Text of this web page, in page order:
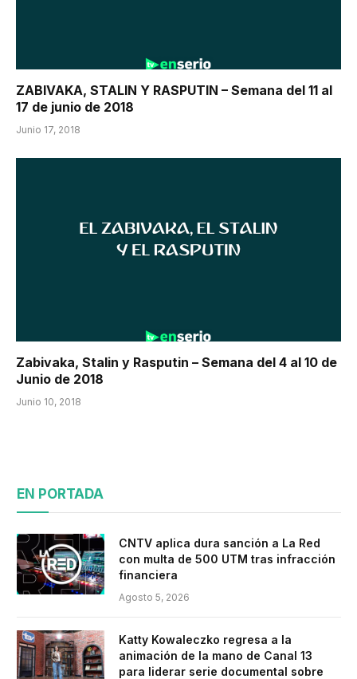
ZABIVAKA, STALIN Y RASPUTIN – Semana del 11 al
17 de junio de 2018
Junio 17, 2018
Zabivaka, Stalin y Rasputin – Semana del 4 al 10 de
Junio de 2018
Junio 10, 2018
EN PORTADA
CNTV aplica dura sanción a La Red
con multa de 500 UTM tras infracción
financiera
Agosto 5, 2026
Katty Kowaleczko regresa a la
animación de la mano de Canal 13
para liderar serie documental sobre